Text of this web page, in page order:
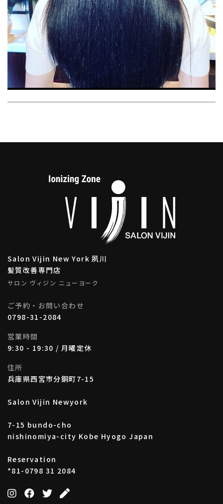
Salon Vijin New York 夙川
髪質改善専門店
サロン ヴィジン ニューヨーク
ご予約・お問い合わせ
0798-31-2084
営業時間
9:30 - 19:30 / 月曜定休
住所
兵庫県西宮市分銅町7-15
Salon Vijin Newyork
7-15 bundo-cho
nishinomiya-city Kobe Hyogo Japan
Reservation
*81-0798 31 2084